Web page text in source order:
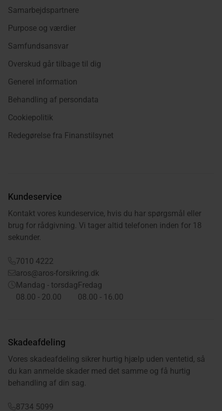
Samarbejdspartnere
Purpose og værdier
Samfundsansvar
Overskud går tilbage til dig
Generel information
Behandling af persondata
Cookiepolitik
Redegørelse fra Finanstilsynet
Kundeservice
Kontakt vores kundeservice, hvis du har spørgsmål eller
brug for rådgivning. Vi tager altid telefonen inden for 18
sekunder.
7010 4222
aros@aros-forsikring.dk
Mandag - torsdag
08.00 - 20.00
Fredag
08.00 - 16.00
Skadeafdeling
Vores skadeafdeling sikrer hurtig hjælp uden ventetid, så
du kan anmelde skader med det samme og få hurtig
behandling af din sag.
8734 5099